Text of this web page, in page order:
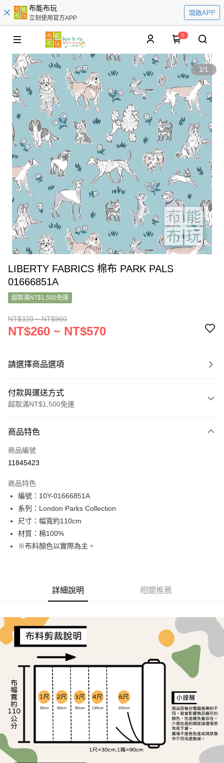
布能布玩
立刻使用官方APP
開啟APP
0
1/1
LIBERTY FABRICS 棉布 PARK PALS
01666851A
超取滿NT$1,500免運
NT$320 ~ NT$960
NT$260 ~ NT$570
請選擇商品選項
付款與運送方式
超取滿NT$1,500免運
信用卡一次付款
超商取貨付款
Apple Pay
街口支付
Google Pay
AFTEE先享後付
１．簡單：不需註冊會員、不需綁卡、不需儲值。
３．安心：先確認商品／服務後，再付款。
【「AFTEE先享後付」結帳流程】
１．於結帳方式選擇「AFTEE先享後付」後，將跳轉至「AFTEE先享後付」
結帳頁面，進行簡訊認證並確認金額後，即可完成結帳。
２．訂單成立數日內，您將收到繳費通知簡訊。
３．收到繳費通知簡訊後14天內，點擊此簡訊中的連結，可透過四大超商／
ATM／網路銀行／等多元方式進行付款，方視為交易完成。
※ 請注意：結帳手續完成當下不需立刻繳費，但若您需要取消訂單，請聯絡
購買商品的店家。未經商家同意取消之訂單仍視為有效，需透過AFTEE先享
後付繳納相關費用。
※ 交易是否成功請以「AFTEE先享後付 」之結帳頁面顯示為準，若有關於
是否繳費成功／繳費後需取消欲退款等相關疑問，請聯繫「AFTEE先享後付
客戶支援中心」 https://netprotections.freshdesk.com/support/home
【注意事項】
全家取貨付款
每筆NT$65，滿NT$1,500(含以上)免運費
每筆NT$65，滿NT$1,500(含以上)免運費
宅配
每筆NT$150，滿NT$1,500(含以上)免運費
離島宅配
每筆NT$240
商品特色
商品編號
11845423
商品特色
編號：10Y-01666851A
系列：London Parks Collection
尺寸：幅寬約110cm
材質：棉100%
※布料顏色以實際為主。
詳細說明 相關推薦